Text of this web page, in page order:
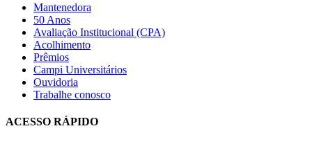
Mantenedora
50 Anos
Avaliação Institucional (CPA)
Acolhimento
Prêmios
Campi Universitários
Ouvidoria
Trabalhe conosco
ACESSO RÁPIDO